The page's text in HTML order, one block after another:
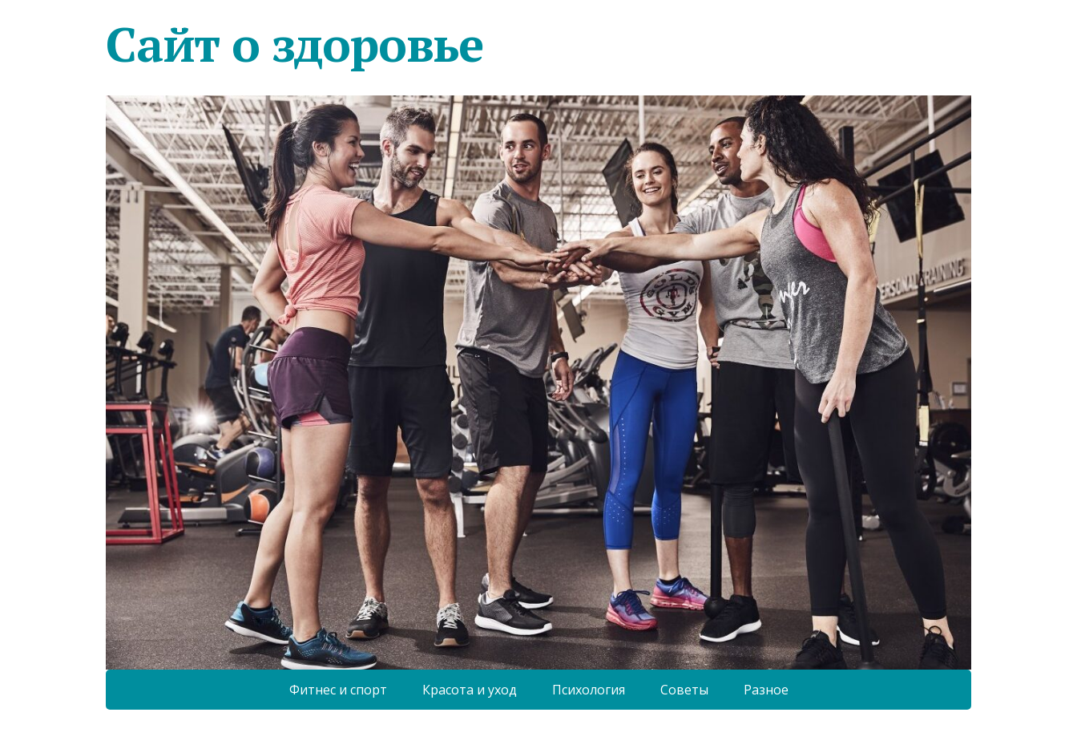
Сайт о здоровье
Фитнес и спорт Красота и уход Психология Советы Разное